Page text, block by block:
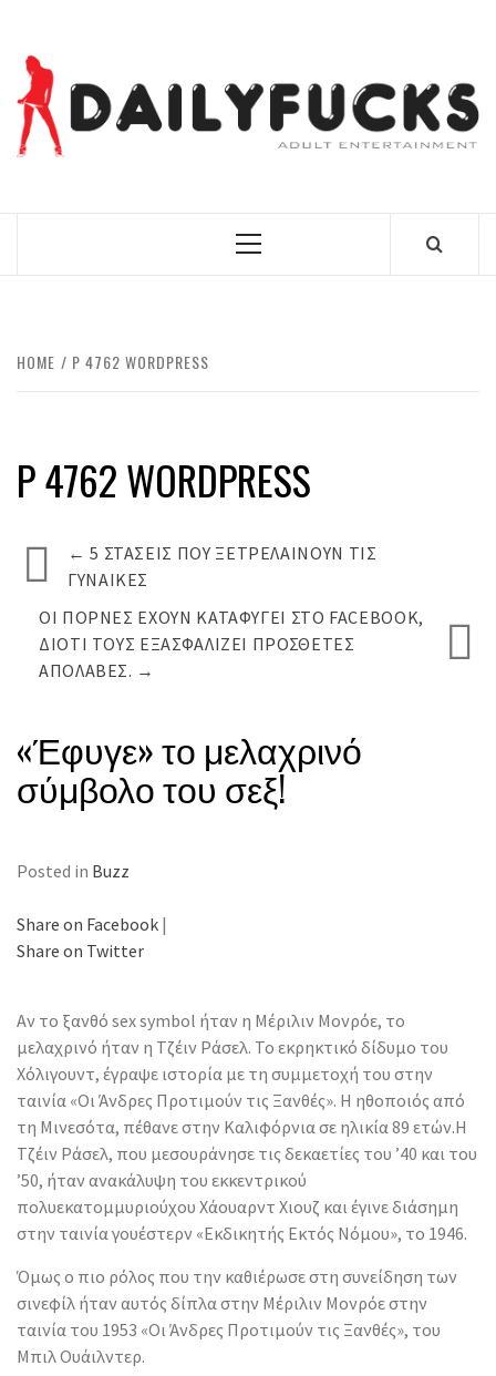
content
Primary
HOME P 4762 WORDPRESS
P 4762 WORDPRESS
← 5 ΣΤΆΣΕΙΣ ΠΟΥ ΞΕΤΡΕΛΑΊΝΟΥΝ ΤΙΣ
ΓΥΝΑΊΚΕΣ
ΟΙ ΠΌΡΝΕΣ ΈΧΟΥΝ ΚΑΤΑΦΎΓΕΙ ΣΤΟ FACEBOOK,
ΔΙΌΤΙ ΤΟΥΣ ΕΞΑΣΦΑΛΊΖΕΙ ΠΡΌΣΘΕΤΕΣ
ΑΠΟΛΑΒΈΣ. →
«Έφυγε» το μελαχρινό
σύμβολο του σεξ!
Posted in Buzz
Share on Facebook |
Share on Twitter
Αν το ξανθό sex symbol ήταν η Μέριλιν Μονρόε, το
μελαχρινό ήταν η Τζέιν Ράσελ. Το εκρηκτικό δίδυμο του
Χόλιγουντ, έγραψε ιστορία με τη συμμετοχή του στην
ταινία «Οι Άνδρες Προτιμούν τις Ξανθές». Η ηθοποιός από
τη Μινεσότα, πέθανε στην Καλιφόρνια σε ηλικία 89 ετών.Η
Τζέιν Ράσελ, που μεσουράνησε τις δεκαετίες του ’40 και του
’50, ήταν ανακάλυψη του εκκεντρικού
πολυεκατομμυριούχου Χάουαρντ Χιουζ και έγινε διάσημη
στην ταινία γουέστερν «Εκδικητής Εκτός Νόμου», το 1946.
Όμως ο πιο ρόλος που την καθιέρωσε στη συνείδηση των
σινεφίλ ήταν αυτός δίπλα στην Μέριλιν Μονρόε στην
ταινία του 1953 «Οι Άνδρες Προτιμούν τις Ξανθές», του
Μπιλ Ουάιλντερ.